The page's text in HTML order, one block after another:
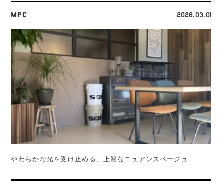
MPC 2026.03.01
やわらかな光を受け止める、上質なニュアンスベージュ